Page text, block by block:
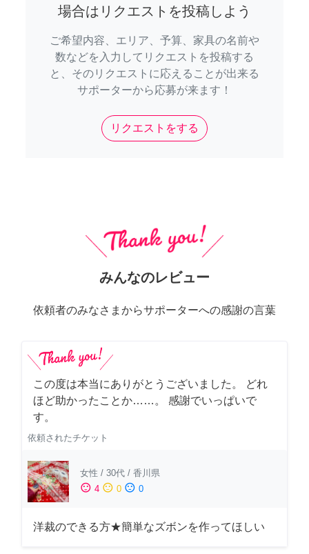
場合はリクエストを投稿しよう
ご希望内容、エリア、予算、家具の名前や
数などを入力してリクエストを投稿する
と、そのリクエストに応えることが出来る
サポーターから応募が来ます！
リクエストをする
みんなのレビュー
依頼者のみなさまからサポーターへの感謝の言葉
この度は本当にありがとうございました。 どれ
ほど助かったことか……。 感謝でいっぱいで
す。
依頼されたチケット
女性 / 30代 / 香川県
sentiment_satisfied 4 sentiment_neutral 0 sentiment_dissatisfied 0
洋裁のできる方★簡単なズボンを作ってほしい